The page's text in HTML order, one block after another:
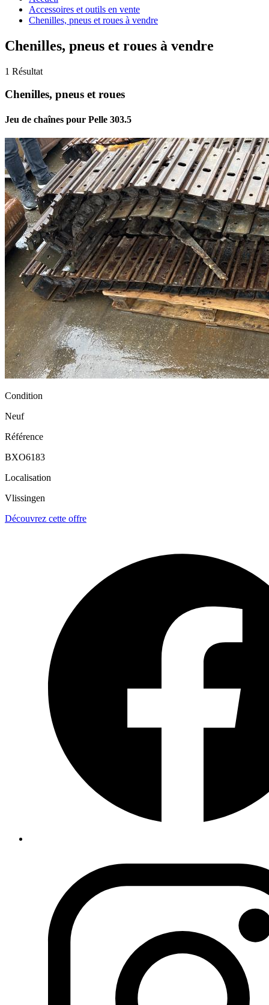
Accessoires et outils en vente
Chenilles, pneus et roues à vendre
Chenilles, pneus et roues à vendre
1 Résultat
Chenilles, pneus et roues
Jeu de chaînes pour Pelle 303.5
Condition
Neuf
Référence
BXO6183
Localisation
Vlissingen
Découvrez cette offre